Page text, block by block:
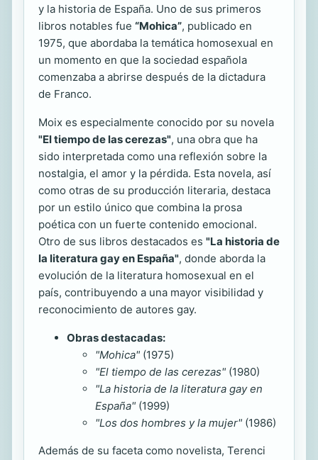
y la historia de España. Uno de sus primeros
libros notables fue “Mohica”, publicado en
1975, que abordaba la temática homosexual en
un momento en que la sociedad española
comenzaba a abrirse después de la dictadura
de Franco.
Moix es especialmente conocido por su novela
"El tiempo de las cerezas", una obra que ha
sido interpretada como una reflexión sobre la
nostalgia, el amor y la pérdida. Esta novela, así
como otras de su producción literaria, destaca
por un estilo único que combina la prosa
poética con un fuerte contenido emocional.
Otro de sus libros destacados es "La historia de
la literatura gay en España", donde aborda la
evolución de la literatura homosexual en el
país, contribuyendo a una mayor visibilidad y
reconocimiento de autores gay.
Obras destacadas:
"Mohica" (1975)
"El tiempo de las cerezas" (1980)
"La historia de la literatura gay en
España" (1999)
"Los dos hombres y la mujer" (1986)
Además de su faceta como novelista, Terenci